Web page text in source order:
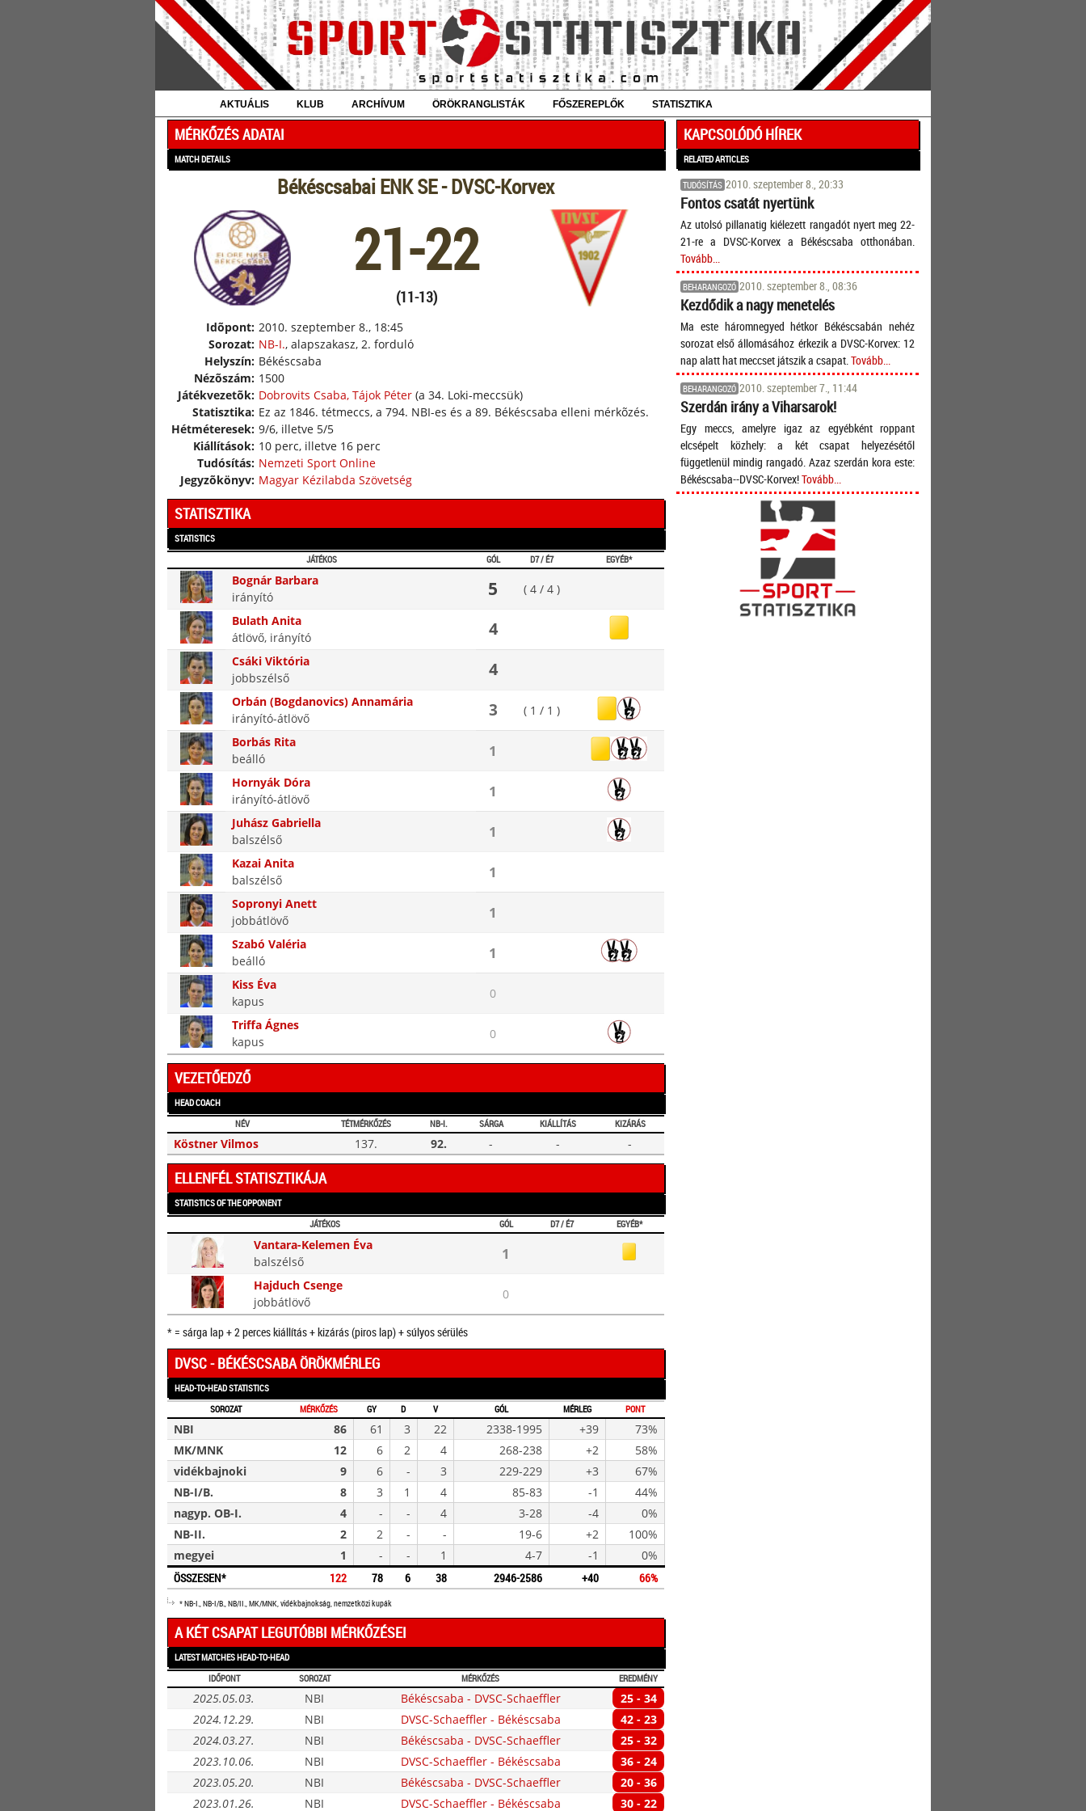
AKTUÁLIS KLUB ARCHÍVUM ÖRÖKRANGLISTÁK FŐSZEREPLŐK STATISZTIKA
MÉRKŐZÉS ADATAI
MATCH DETAILS
Békéscsabai ENK SE - DVSC-Korvex
21-22
(11-13)
Idõpont: 2010. szeptember 8., 18:45
Sorozat: NB-I., alapszakasz, 2. forduló
Helyszín: Békéscsaba
Nézõszám: 1500
Játékvezetõk: Dobrovits Csaba, Tájok Péter (a 34. Loki-meccsük)
Statisztika: Ez az 1846. tétmeccs, a 794. NBI-es és a 89. Békéscsaba elleni mérkõzés.
Hétméteresek: 9/6, illetve 5/5
Kiállítások: 10 perc, illetve 16 perc
Tudósítás: Nemzeti Sport Online
Jegyzõkönyv: Magyar Kézilabda Szövetség
STATISZTIKA
STATISTICS
JÁTÉKOS
GÓL D7 / É7 EGYÉB*
Bognár Barbara
irányító
5 ( 4 / 4 )
Bulath Anita
átlövő, irányító
4
Csáki Viktória
jobbszélső
4
Orbán (Bogdanovics) Annamária
irányító-átlövő
3 ( 1 / 1 )
Borbás Rita
beálló
1
Hornyák Dóra
irányító-átlövő
1
Juhász Gabriella
balszélső
1
Kazai Anita
balszélső
1
Sopronyi Anett
jobbátlövő
1
Szabó Valéria
beálló
1
Kiss Éva
kapus
0
Triffa Ágnes
kapus
0
VEZETŐEDZŐ
HEAD COACH
NÉV
TÉTMÉRKŐZÉS NB-I. SÁRGA KIÁLLÍTÁS KIZÁRÁS
Köstner Vilmos 137. 92. - - -
ELLENFÉL STATISZTIKÁJA
STATISTICS OF THE OPPONENT
JÁTÉKOS
GÓL D7 / É7 EGYÉB*
Vantara-Kelemen Éva
balszélső
1
Hajduch Csenge
jobbátlövő
0
* = sárga lap + 2 perces kiállítás + kizárás (piros lap) + súlyos sérülés
DVSC - BÉKÉSCSABA ÖRÖKMÉRLEG
HEAD-TO-HEAD STATISTICS
SOROZAT
MÉRKŐZÉS GY D V GÓL MÉRLEG PONT
NBI 86 61 3 22 2338-1995 +39
73%
MK/MNK
12 6 2 4 268-238 +2
58%
vidékbajnoki
9 6 - 3 229-229 +3
67%
NB-I/B.
8 3 1 4 85-83 -1
44%
nagyp. OB-I.
4 - - 4 3-28 -4
0%
NB-II.
2 2 - - 19-6 +2
100%
megyei
1 - - 1 4-7 -1
0%
ÖSSZESEN*
122 78 6 38 2946-2586 +40 66%
* NB-I., NB-I/B., NB/II., MK/MNK, vidékbajnokság, nemzetközi kupák
A KÉT CSAPAT LEGUTÓBBI MÉRKŐZÉSEI
LATEST MATCHES HEAD-TO-HEAD
IDŐPONT
SOROZAT MÉRKŐZÉS EREDMÉNY
2025.05.03. NBI Békéscsaba - DVSC-Schaeffler
25 - 34
2024.12.29.
NBI DVSC-Schaeffler - Békéscsaba
42 - 23
2024.03.27.
NBI Békéscsaba - DVSC-Schaeffler
25 - 32
2023.10.06.
NBI DVSC-Schaeffler - Békéscsaba
36 - 24
2023.05.20.
NBI Békéscsaba - DVSC-Schaeffler
20 - 36
2023.01.26.
NBI DVSC-Schaeffler - Békéscsaba 30 - 22
KAPCSOLÓDÓ HÍREK
RELATED ARTICLES
TUDÓSÍTÁS 2010. szeptember 8., 20:33
Fontos csatát nyertünk
Az utolsó pillanatig kiélezett rangadót nyert meg 22-
21-re a DVSC-Korvex a Békéscsaba otthonában.
Tovább...
BEHARANGOZÓ 2010. szeptember 8., 08:36
Kezdődik a nagy menetelés
Ma este háromnegyed hétkor Békéscsabán nehéz
sorozat első állomásához érkezik a DVSC-Korvex: 12
nap alatt hat meccset játszik a csapat.Tovább...
BEHARANGOZÓ 2010. szeptember 7., 11:44
Szerdán irány a Viharsarok!
Egy meccs, amelyre igaz az egyébként roppant
elcsépelt közhely: a két csapat helyezésétől
függetlenül mindig rangadó. Azaz szerdán kora este:
Békéscsaba--DVSC-Korvex!Tovább...